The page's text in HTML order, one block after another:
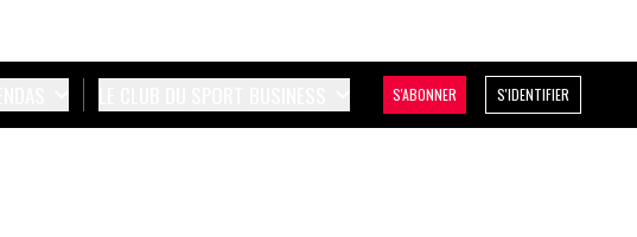
S'ABONNER S'IDENTIFIER